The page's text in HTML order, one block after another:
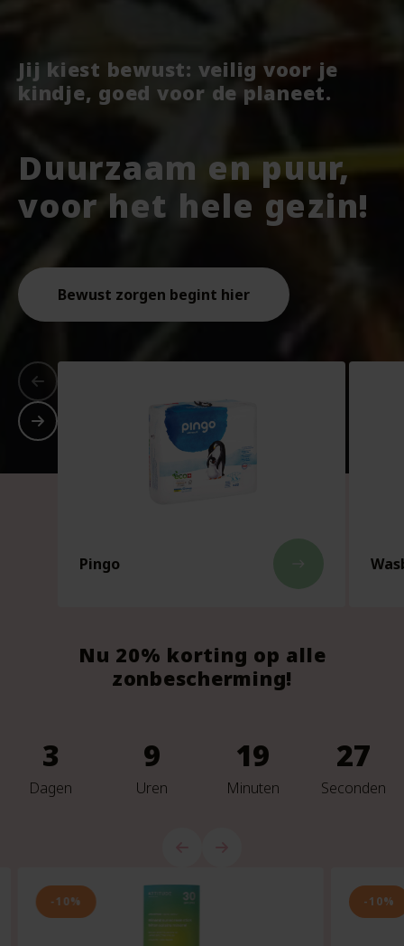
Jij kiest bewust: veilig voor je
kindje, goed voor de planeet.
Duurzaam en puur,
voor het hele gezin!
Bewust zorgen begint hier
Pingo
Nu 20% korting op alle
zonbescherming!
3
Dagen
9
Uren
19
Minuten
25
Seconden
-10% -10%